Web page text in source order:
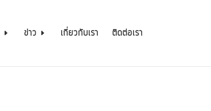
ข่าว เกี่ยวกับเรา ติดต่อเรา